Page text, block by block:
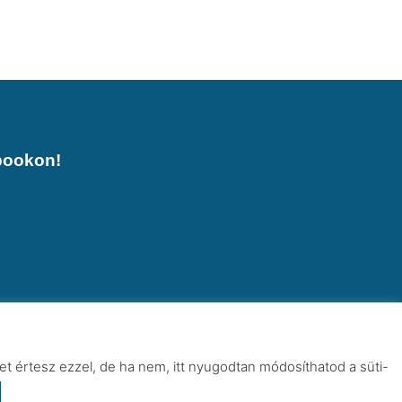
értesz ezzel, de ha nem, itt nyugodtan módosíthatod a süti-